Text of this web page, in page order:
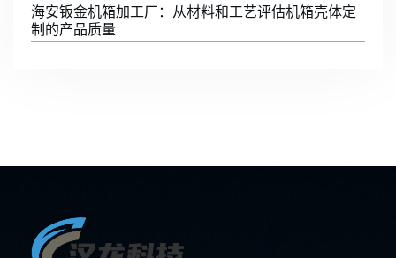
海安钣金机箱加工厂：从材料和工艺评估机箱壳体定
制的产品质量